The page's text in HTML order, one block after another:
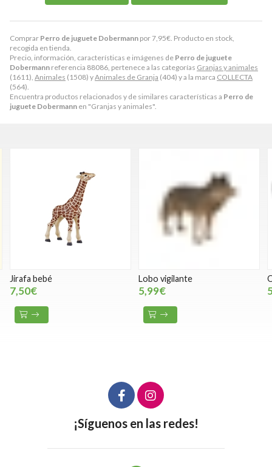
Comprar Perro de juguete Dobermann por7,95€ . Producto en stock,
recogida en tienda.
Precio, información, características e imágenes de Perro de juguete
Dobermann referencia 88086, pertenece a las categorías Granjas y animales
(1611), Animales (1508) yAnimales de Granja (404) y a la marca COLLECTA
(564).
Encuentra productos relacionados y de similares características a Perro de
juguete Dobermann en "Granjas y animales".
Jirafa bebé
7,50€
Lobo vigilante
5,99€
¡Síguenos en las redes!